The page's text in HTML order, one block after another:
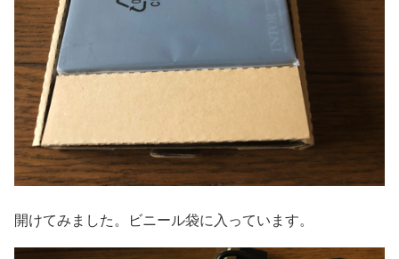
開けてみました。ビニール袋に入っています。